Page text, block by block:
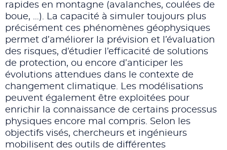
rapides en montagne (avalanches, coulées de
boue, …). La capacité à simuler toujours plus
précisément ces phénomènes géophysiques
permet d’améliorer la prévision et l’évaluation
des risques, d’étudier l’efficacité de solutions
de protection, ou encore d’anticiper les
évolutions attendues dans le contexte de
changement climatique. Les modélisations
peuvent également être exploitées pour
enrichir la connaissance de certains processus
physiques encore mal compris. Selon les
objectifs visés, chercheurs et ingénieurs
mobilisent des outils de différentes